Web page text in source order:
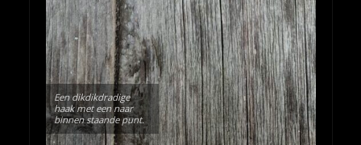
Een dikdikdradige
haak met een naar
binnen staande punt.